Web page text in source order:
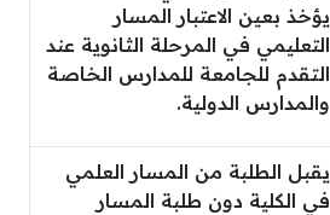
يؤخذ بعين الاعتبار المسار
التعليمي في المرحلة الثانوية عند
التقدم للجامعة للمدارس الخاصة
والمدارس الدولية.
يقبل الطلبة من المسار العلمي
في الكلية دون طلبة المسار